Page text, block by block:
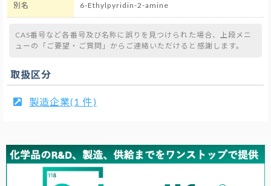
別名 6-Ethylpyridin-2-amine
CAS番号など各番号及び名称に誤りを見つけられた場合、上段メニ
ューの「ご要望・ご質問」からご連絡いただけると感謝します。
取扱区分
製造企業(1 件)